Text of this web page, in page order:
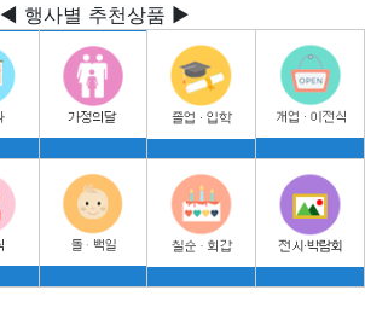
◀ 행사별 추천상품 ▶